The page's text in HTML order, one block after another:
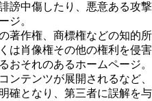
謗中傷したり、悪意ある攻撃
ジ。
著作権、商標権などの知的所
は肖像権その他の権利を侵害
おそれのあるホームページ。
ンテンツが展開されるなど、
確となり、第三者に誤解を与